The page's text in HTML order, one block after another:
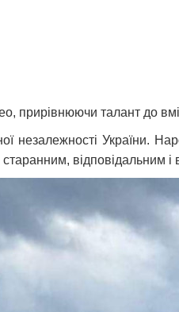
прирівнюючи талант до
незалежності України.
відповідальним і